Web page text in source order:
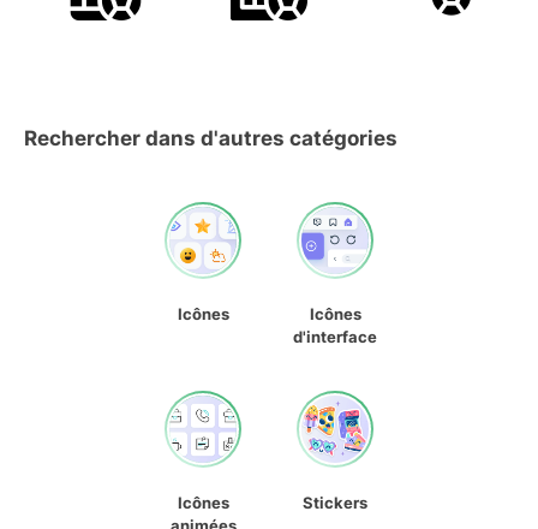
Rechercher dans d'autres catégories
Icônes
Icônes
d'interface
Icônes
Stickers